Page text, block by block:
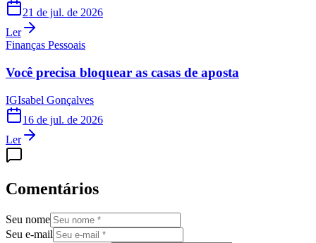
21 de jul. de 2026
Ler
Finanças Pessoais
Você precisa bloquear as casas de aposta
IGIsabel Gonçalves
16 de jul. de 2026
Ler
Comentários
Seu nome
Seu e-mail